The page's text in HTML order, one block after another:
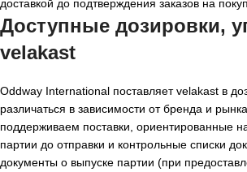
доставкой до подтверждения заказов на
Доступные дозировки,
velakast
Oddway International поставляет velakast в
различаться в зависимости от бренда и
поддерживаем поставки, ориентированные
партии до отправки и контрольные списки
документы о выпуске партии (при